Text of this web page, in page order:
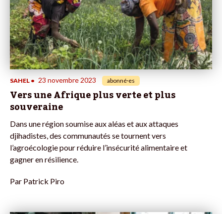
SAHEL • 23 novembre 2023 abonné·es
Vers une Afrique plus verte et plus
souveraine
Dans une région soumise aux aléas et aux attaques
djihadistes, des communautés se tournent vers
l’agroécologie pour réduire l’insécurité alimentaire et
gagner en résilience.
Par Patrick Piro